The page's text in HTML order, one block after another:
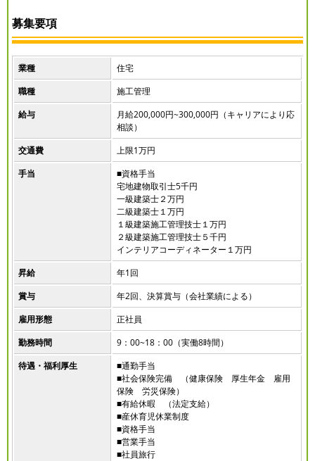
募集要項
業種
住宅
職種
施工管理
給与
月給200,000円~300,000円（キャリアにより応
相談）
交通費
上限1万円
手当
■資格手当
宅地建物取引士5千円
一級建築士２万円
二級建築士１万円
１級建築施工管理技士１万円
２級建築施工管理技士５千円
インテリアコーディネーター１万円
昇給
年1回
賞与
年2回、決算賞与（会社業績による）
雇用形態
正社員
勤務時間
9：00~18：00（実働8時間）
待遇・福利厚生
■通勤手当
■社会保険完備 （健康保険 厚生年金 雇用
保険 労災保険）
■有給休暇 （法定支給）
■産休育児休業制度
■資格手当
■営業手当
■社員旅行